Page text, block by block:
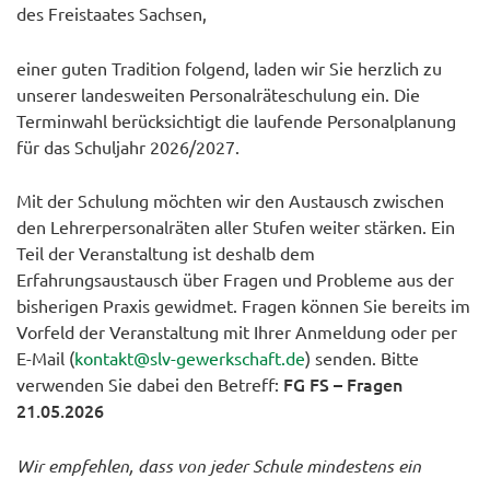
des Freistaates Sachsen,
einer guten Tradition folgend, laden wir Sie herzlich zu
unserer landesweiten Personalräteschulung ein. Die
Terminwahl berücksichtigt die laufende Personalplanung
für das Schuljahr 2026/2027.
Mit der Schulung möchten wir den Austausch zwischen
den Lehrerpersonalräten aller Stufen weiter stärken. Ein
Teil der Veranstaltung ist deshalb dem
Erfahrungsaustausch über Fragen und Probleme aus der
bisherigen Praxis gewidmet. Fragen können Sie bereits im
Vorfeld der Veranstaltung mit Ihrer Anmeldung oder per
E-Mail (kontakt@slv-gewerkschaft.de) senden. Bitte
verwenden Sie dabei den Betreff: FG FS – Fragen
21.05.2026
Wir empfehlen, dass von jeder Schule mindestens ein